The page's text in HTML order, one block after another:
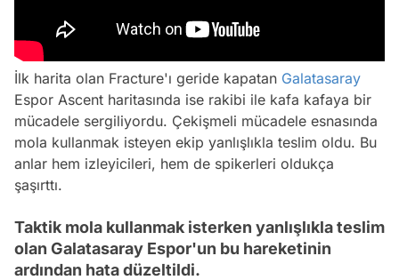
İlk harita olan Fracture'ı geride kapatan Galatasaray
Espor Ascent haritasında ise rakibi ile kafa kafaya bir
mücadele sergiliyordu. Çekişmeli mücadele esnasında
mola kullanmak isteyen ekip yanlışlıkla teslim oldu. Bu
anlar hem izleyicileri, hem de spikerleri oldukça
şaşırttı.
Taktik mola kullanmak isterken yanlışlıkla teslim
olan Galatasaray Espor'un bu hareketinin
ardından hata düzeltildi.